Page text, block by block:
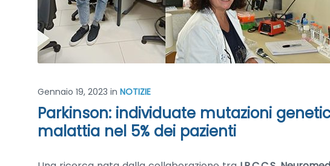
Gennaio 19, 2023 in NOTIZIE
Parkinson: individuate mutazioni
malattia nel 5% dei pazienti